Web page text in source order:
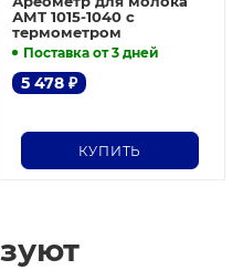
АМТ 1015-1040 с
термометром
Поставка от 3 дней
5 478₽
КУПИТЬ